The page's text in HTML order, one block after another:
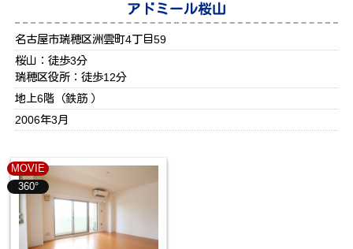
アドミール桜山
名古屋市瑞穂区洲雲町4丁目59
桜山：徒歩3分
瑞穂区役所：徒歩12分
地上6階（鉄筋 ）
2006年3月
MOVIE
360°